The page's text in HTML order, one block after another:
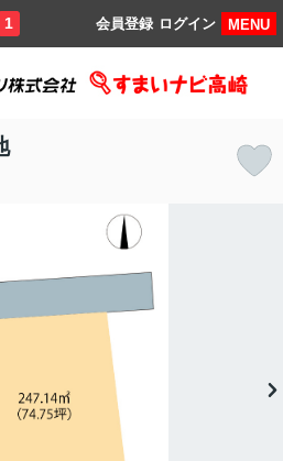
1 MENU
ログイン
会員登録